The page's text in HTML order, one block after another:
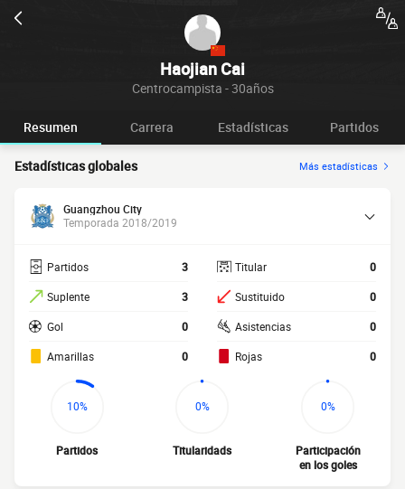
Haojian Cai
Centrocampista - 30años
Resumen Carrera Estadísticas Partidos
Estadísticas globales Más estadísticas
Guangzhou City
Temporada 2018/2019
Partidos 3
Suplente 3
Gol 0
Amarillas 0
Titular 0
Sustituido 0
Asistencias 0
Rojas 0
10%
Partidos
0%
Titularidads
0%
Participación
en los goles